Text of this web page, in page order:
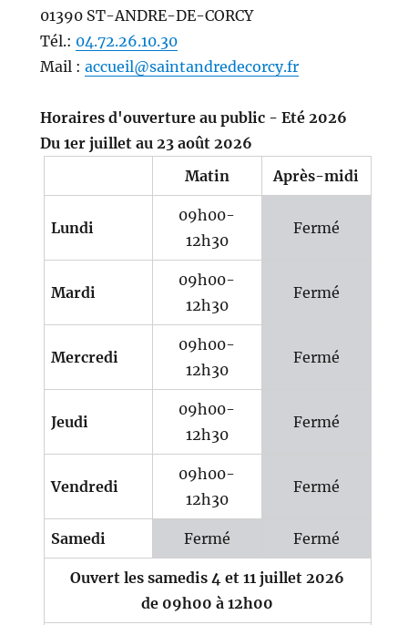
01390 ST-ANDRE-DE-CORCY
Tél.: 04.72.26.10.30
Mail : accueil@saintandredecorcy.fr
Horaires d'ouverture au public - Eté 2026
Du 1er juillet au 23 août 2026
Matin
Après-midi
Lundi
09h00-
12h30
Fermé
Mardi
09h00-
12h30
Fermé
Mercredi
09h00-
12h30
Fermé
Jeudi
09h00-
12h30
Fermé
Vendredi
09h00-
12h30
Fermé
Samedi Fermé Fermé
Ouvert les samedis 4 et 11 juillet 2026
de 09h00 à 12h00